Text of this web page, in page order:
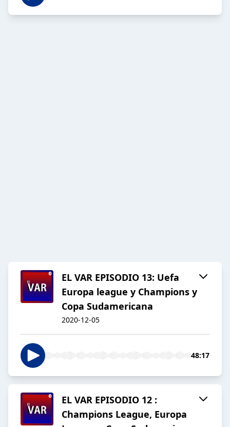
EL VAR EPISODIO 13: Uefa
Europa league y Champions y
Copa Sudamericana
2020-12-05
48:17
EL VAR EPISODIO 12 :
Champions League, Europa